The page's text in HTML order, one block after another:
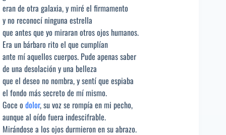
eran de otra galaxia, y miré el firmamento
y no reconocí ninguna estrella
que antes que yo miraran otros ojos humanos.
Era un bárbaro rito el que cumplían
ante mí aquellos cuerpos. Pude apenas saber
de una desolación y una belleza
que el deseo no nombra, y sentí que espiaba
el fondo más secreto de mí mismo.
Goce o dolor, su voz se rompía en mi pecho,
aunque al oído fuera indescifrable.
Mirándose a los ojos durmieron en su abrazo.